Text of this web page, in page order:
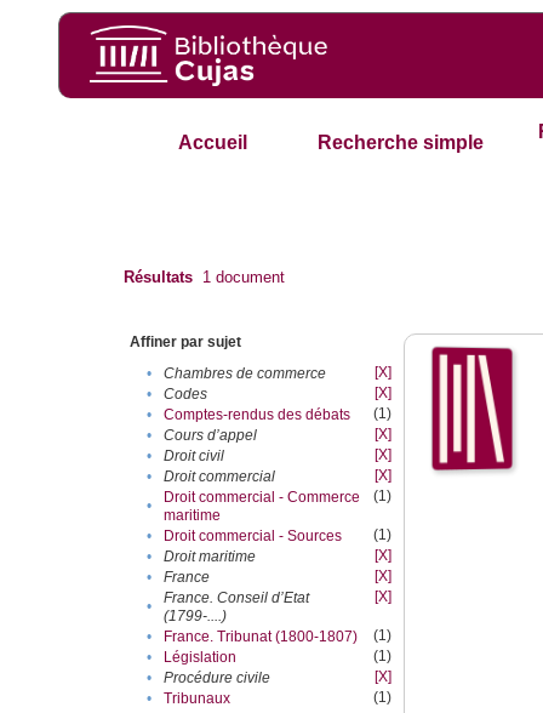
Accueil Recherche simple
Résultats 1 document
Affiner par sujet
•
Chambres de commerce
[X]
•
Codes
[X]
•
Comptes-rendus des débats
(1)
•
Cours d’appel
[X]
•
Droit civil
[X]
•
Droit commercial
[X]
•
Droit commercial - Commerce
maritime
(1)
• Droit commercial - Sources
(1)
•
Droit maritime
[X]
•
France
[X]
•
France. Conseil d’Etat
(1799-....)
[X]
• France. Tribunat (1800-1807)
(1)
•
Législation
(1)
•
Procédure civile
[X]
•
Tribunaux
(1)